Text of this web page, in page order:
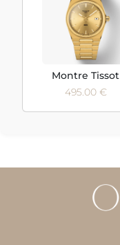
Montre Tissot
495.00 €